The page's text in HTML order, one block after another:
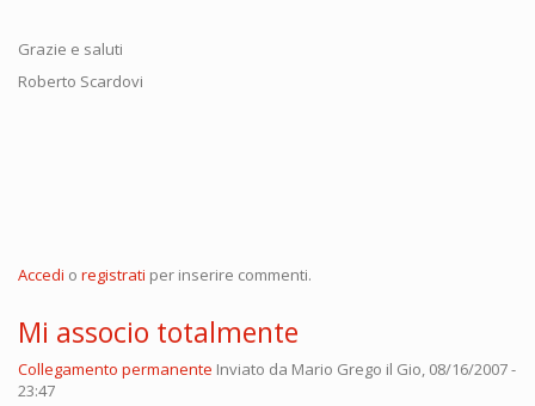
Grazie e saluti
Roberto Scardovi
Accedi o registrati per inserire commenti.
Mi associo totalmente
Collegamento permanente Inviato da Mario Grego il Gio, 08/16/2007 -
23:47